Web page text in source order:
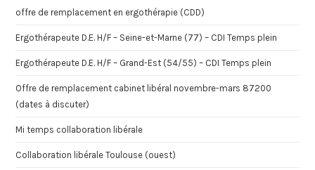
offre de remplacement en ergothérapie (CDD)
Ergothérapeute D.E. H/F – Seine-et-Marne (77) – CDI Temps plein
Ergothérapeute D.E. H/F – Grand-Est (54/55) – CDI Temps plein
Offre de remplacement cabinet libéral novembre-mars 87200
(dates à discuter)
Mi temps collaboration libérale
Collaboration libérale Toulouse (ouest)